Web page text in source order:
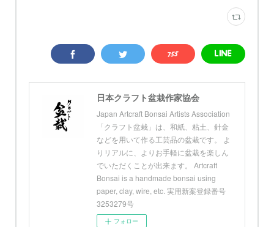
日本クラフト盆栽作家協会
Japan Artcraft Bonsai Artists Association
「クラフト盆栽」は、和紙、粘土、針金
などを用いて作る工芸品の盆栽です。 よ
りリアルに、よりお手軽に盆栽を楽しん
でいただくことが出来ます。 Artcraft
Bonsai is a handmade bonsai using
paper, clay, wire, etc. 実用新案登録番号
3253279号
フォロー